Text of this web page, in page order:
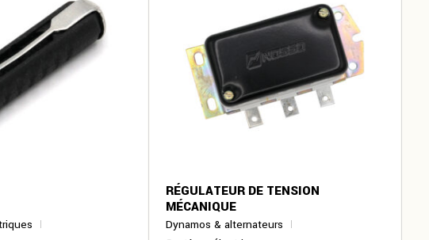
RÉGULATEUR DE TENSION
MÉCANIQUE
Dynamos & alternateurs